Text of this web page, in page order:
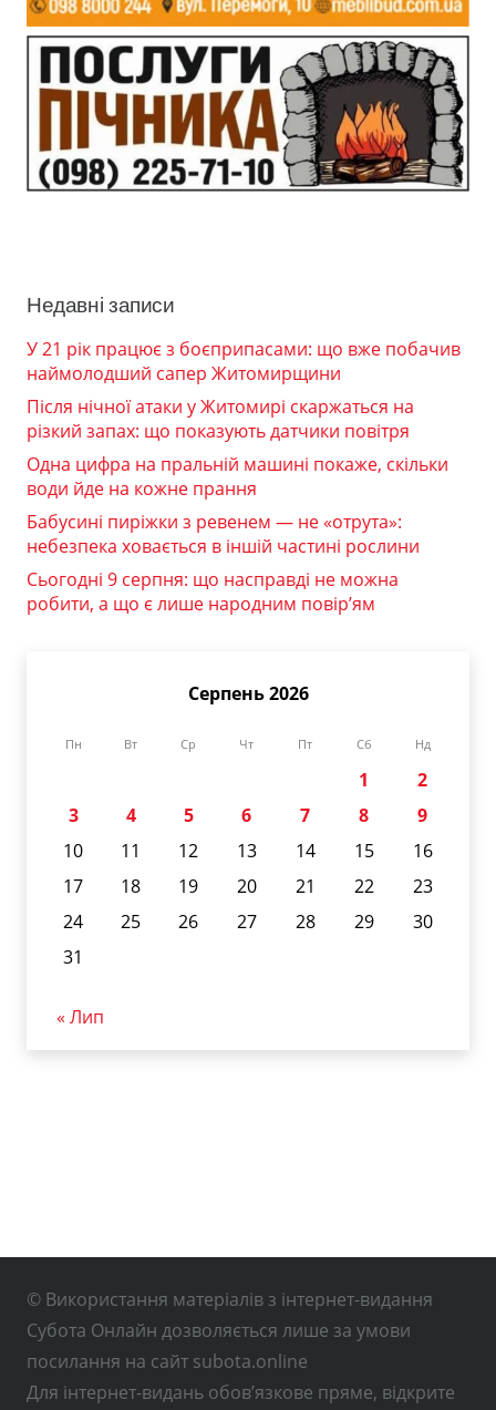
Недавні записи
У 21 рік працює з боєприпасами: що вже побачив
наймолодший сапер Житомирщини
Після нічної атаки у Житомирі скаржаться на
різкий запах: що показують датчики повітря
Одна цифра на пральній машині покаже, скільки
води йде на кожне прання
Бабусині пиріжки з ревенем — не «отрута»:
небезпека ховається в іншій частині рослини
Сьогодні 9 серпня: що насправді не можна
робити, а що є лише народним повір’ям
Серпень 2026
Пн Вт Ср Чт Пт Сб Нд
1
2
3
4 5 6 7 8
9
10
11 12 13 14 15
16
17
18 19 20 21 22
23
24
25 26 27 28 29
30
31
« Лип
© Використання матеріалів з інтернет-видання
Субота Онлайн дозволяється лише за умови
посилання на сайт subota.online
Для інтернет-видань обов’язкове пряме, відкрите